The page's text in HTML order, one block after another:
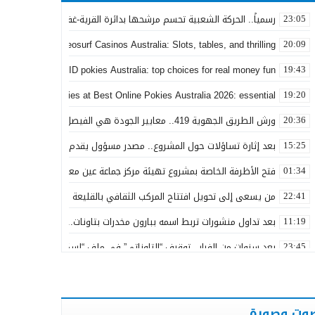
23:05 رسمياً.. الحركة الشعبية تحسم مرشحها بدائرة القرية-غفساي وتزكي
20:09
games at Neosurf Casinos Australia: Slots, tables, and thrilling
19:43
world of PayID pokies Australia: top choices for real money fun
19:20
real money pokies at Best Online Pokies Australia 2026: essential
20:36 ورش الطريق الجهوية 419.. معايير الجودة هي الفيصل في تقييم مشاريع البنية التحتية
15:25 بعد إثارة تساؤلات حول المشروع.. مصدر مسؤول يقدم توضيحات بشأن
01:34 فتح الأظرفة الخاصة بمشروع تهيئة مركز جماعة عين معطوف بكلفة تناهز 22.86 مليون
22:41 من يسعى إلى تحويل افتتاح المركب الثقافي بالقليعة من مكسب
11:19 بعد تداول منشورات تربط اسمه ببارون مخدرات بتاونات.. محمد الحجيرة:
23:45 بعد سنوات من الفرار.. توقيف “التاوناتي” في ملف “إسكوبار الصحراء”
22:35 وعكة صحية تُغيب رئيس المجلس الإقليمي لتاونات عن احتفالات عيد